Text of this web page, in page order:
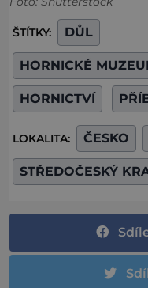
ŠTÍTKY: DŮL
HORNICKÉ
HORNICTVÍ
LOKALITA: ČESKO
STŘEDOČESKÝ